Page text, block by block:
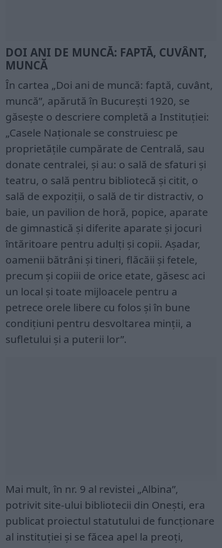
DOI ANI DE MUNCĂ: FAPTĂ, CUVÂNT,
MUNCĂ
În cartea „Doi ani de muncă: faptă, cuvânt,
muncă”, apărută în Bucureşti 1920, se
găsește o descriere completă a Instituţiei:
„Casele Naţionale se construiesc pe
proprietăţile cumpărate de Centrală, sau
donate centralei, şi au: o sală de sfaturi şi
teatru, o sală pentru bibliotecă şi citit, o
sală de expoziţii, o sală de tir distractiv, o
baie, un pavilion de horă, popice, aparate
de gimnastică şi diferite aparate şi jocuri
întăritoare pentru adulţi şi copii. Aşadar,
oamenii bătrâni şi tineri, flăcăii şi fetele,
precum şi copiii de orice etate, găsesc aci
un local şi toate mijloacele pentru a
petrece orele libere cu folos şi în bune
condiţiuni pentru desvoltarea minţii, a
sufletului şi a puterii lor”.
Mai mult, în nr. 9 al revistei „Albina”,
potrivit site-ului bibliotecii din Onești, era
publicat proiectul statutului de funcţionare
al instituţiei şi se făcea apel la preoţi,